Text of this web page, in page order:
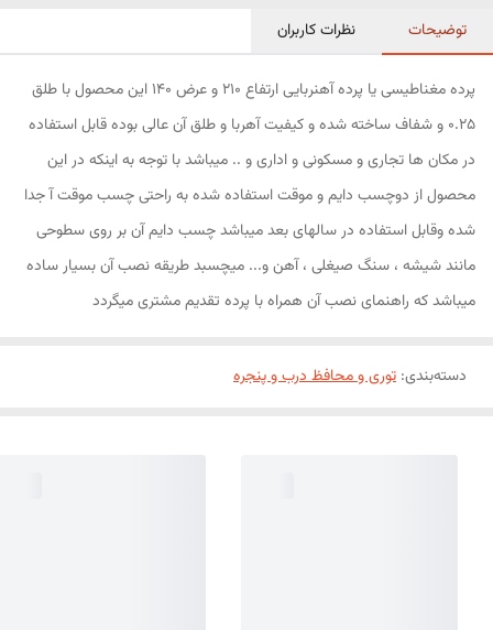
توضیحات نظرات کاربران
پرده مغناطیسی یا پرده آهنربایی ارتفاع 210 و عرض 140 این محصول با طلق
0.25 و شفاف ساخته شده و کیفیت آهربا و طلق آن عالی بوده قابل استفاده
در مکان ها تجاری و مسکونی و اداری و .. میباشد با توجه به اینکه در این
محصول از دوچسب دایم و موقت استفاده شده به راحتی چسب موقت آ جدا
شده وقابل استفاده در سالهای بعد میباشد چسب دایم آن بر روی سطوحی
مانند شیشه ، سنگ صیغلی ، آهن و... میچسبد طریقه نصب آن بسیار ساده
میباشد که راهنمای نصب آن همراه با پرده تقدیم مشتری میگردد
دسته‌بندی: توری و محافظ درب و پنجره